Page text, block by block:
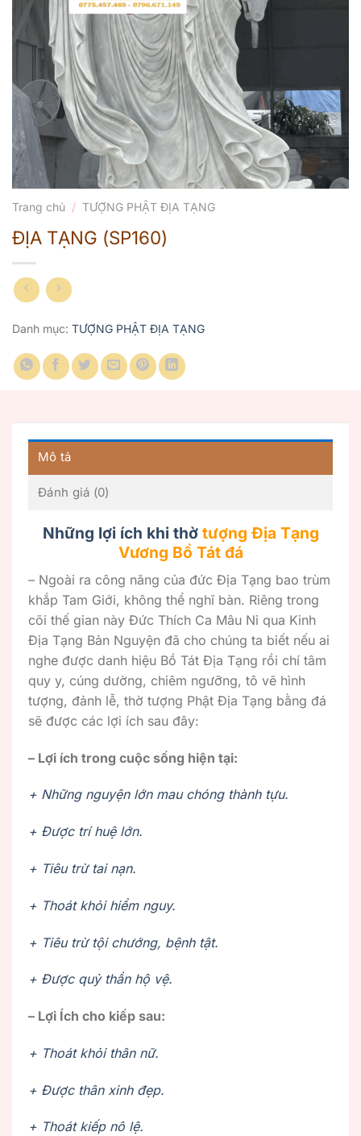
Trang chủ / TƯỢNG PHẬT ĐỊA TẠNG
ĐỊA TẠNG (SP160)
Danh mục: TƯỢNG PHẬT ĐỊA TẠNG
Mô tả
Đánh giá (0)
Những lợi ích khi thờ tượng Địa Tạng
Vương Bồ Tát đá
– Ngoài ra công năng của đức Địa Tạng bao trùm
khắp Tam Giới, không thể nghĩ bàn. Riêng trong
cõi thế gian này Đức Thích Ca Mâu Ni qua Kinh
Địa Tạng Bản Nguyện đã cho chúng ta biết nếu ai
nghe được danh hiệu Bồ Tát Địa Tạng rồi chí tâm
quy y, cúng dường, chiêm ngưỡng, tô vẽ hình
tượng, đảnh lễ, thờ tượng Phật Địa Tạng bằng đá
sẽ được các lợi ích sau đây:
– Lợi ích trong cuộc sống hiện tại:
+ Những nguyện lớn mau chóng thành tựu.
+ Được trí huệ lớn.
+ Tiêu trừ tai nạn.
+ Thoát khỏi hiểm nguy.
+ Tiêu trừ tội chướng, bệnh tật.
+ Được quỷ thần hộ vệ.
– Lợi Ích cho kiếp sau:
+ Thoát khỏi thân nữ.
+ Được thân xinh đẹp.
+ Thoát kiếp nô lệ.